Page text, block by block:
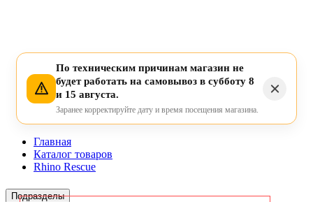
По техническим причинам магазин не
будет работать на самовывоз в субботу 8
и 15 августа.
Заранее корректируйте дату и время посещения магазина.
Главная
Каталог товаров
Rhino Rescue
Подразделы